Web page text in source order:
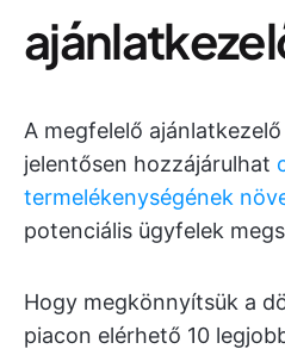
A megfelelő
jelentősen hozzájárulhat
termelékenységének
potenciális ügyfelek
Hogy megkönnyítsük a
piacon elérhető 10